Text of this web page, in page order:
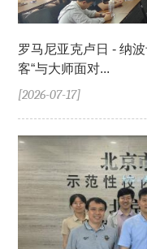
罗马尼亚克卢日 - 纳
客“与大师面对...
[2026-07-17]